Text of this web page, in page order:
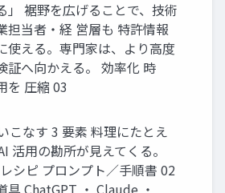
」 裾野を広げることで、技術
担当者・経 営層も 特許情報
使える。専門家は、より高度
証へ向かえる。 効率化 時
を 圧縮 03
こなす 3 要素 料理にたとえ
活用の勘所が見えてくる。
シピ プロンプト／手順書 02
具 ChatGPT ・ Claude ・